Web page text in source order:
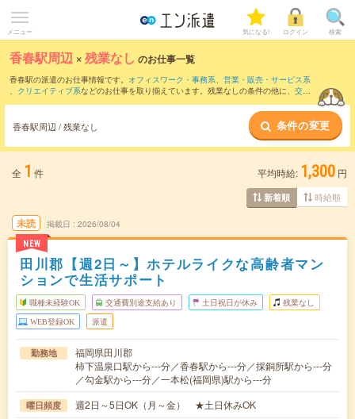
メニュー 気になる! ログイン 検索
香春駅周辺 ×残業なし のお仕事一覧
香春駅の派遣のお仕事情報です。 オフィスワーク・事務系、 営業・販売・サービス系
、 クリエイティブ系などのお仕事を取り揃えています。残業なしの条件の他に、 交通
香春駅周辺 / 残業なし 条件の変更
全 1 件 平均時給: 1,300 円
新着順 時給順
未読
NEW
掲載日 2026/08/04
田川郡【週2日～】ホテルライクな高齢者マン
ションで生活サポート
職種未経験OK 交通費別途支給あり 土日祝日が休み 残業なし
WEB登録OK 派遣
勤務地
福岡県田川郡
柿下温泉口駅から---分／香春駅から---分／採銅所駅から---分
／勾金駅から---分／一本松(福岡県)駅から---分
曜日頻度 週2日～5日OK（月～金） ★土日休みOK